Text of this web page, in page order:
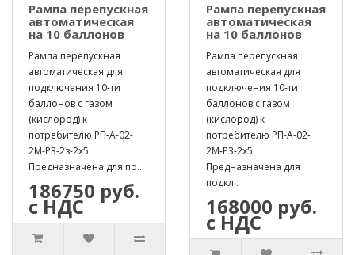
Рампа перепускная
автоматическая
на 10 баллонов
Рампа перепускная
автоматическая для
подключения 10-ти
баллонов с газом
(кислород) к
потребителю РП-А-02-
2М-Р3-2з-2х5
Предназначена для по..
186750 руб.
с НДС
Рампа перепускная
автоматическая
на 10 баллонов
Рампа перепускная
автоматическая для
подключения 10-ти
баллонов с газом
(кислород) к
потребителю РП-А-02-
2М-Р3-2х5
Предназначена для
подкл..
168000 руб.
с НДС